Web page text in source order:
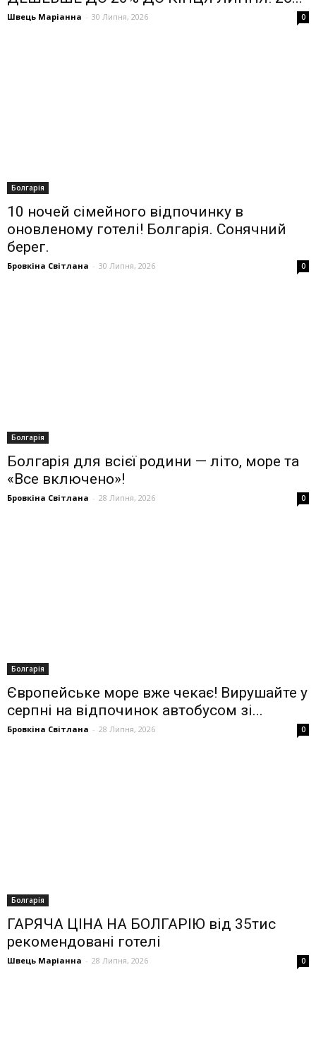
Швець Маріанна - 30 Липня, 2026 0
Болгарія
10 ночей сімейного відпочинку в
оновленому готелі! Болгарія. Сонячний
берег.
Бровкіна Світлана - 30 Липня, 2026 0
Болгарія
Болгарія для всієї родини — літо, море та
«Все включено»!
Бровкіна Світлана - 28 Липня, 2026 0
Болгарія
Європейське море вже чекає! Вирушайте у
серпні на відпочинок автобусом зі...
Бровкіна Світлана - 28 Липня, 2026 0
Болгарія
ГАРЯЧА ЦІНА НА БОЛГАРІЮ від 35тис
рекомендовані готелі
Швець Маріанна - 28 Липня, 2026 0